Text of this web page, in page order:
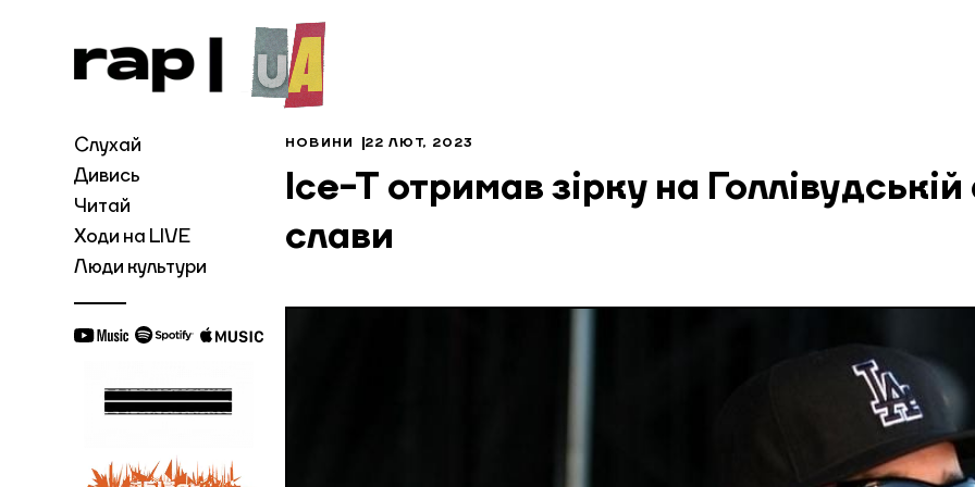
Слухай
Дивись
Читай
Ходи на LIVE
Люди культури
НОВИНИ 22 ЛЮТ, 2023
Ice-T отримав зірку на Голлівудській
слави